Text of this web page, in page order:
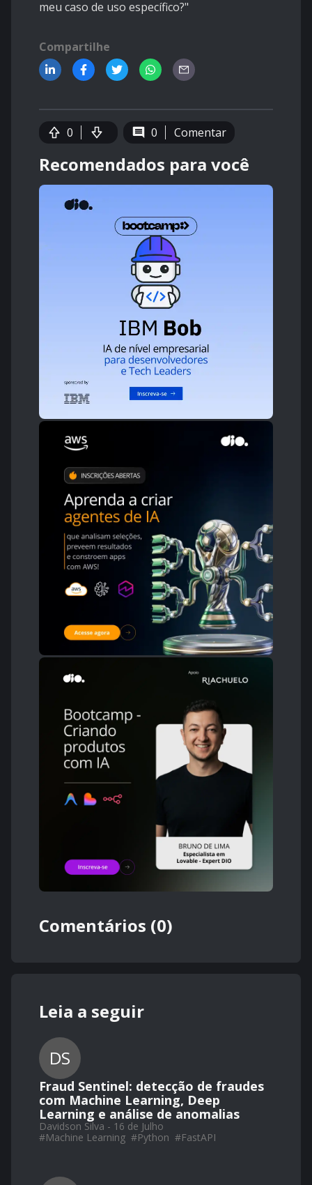
meu caso de uso específico?"
Compartilhe
0 0 Comentar
Recomendados para você
Comentários (0)
Leia a seguir
DS
Fraud Sentinel: detecção de fraudes
com Machine Learning, Deep
Learning e análise de anomalias
Davidson Silva - 16 de Julho
#Machine Learning #Python #FastAPI